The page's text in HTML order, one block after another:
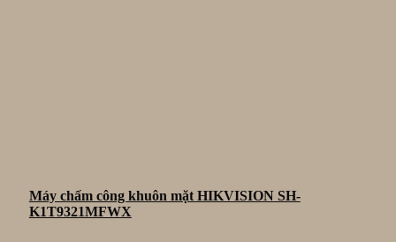
Máy chấm công khuôn mặt HIKVISION SH-
K1T9321MFWX